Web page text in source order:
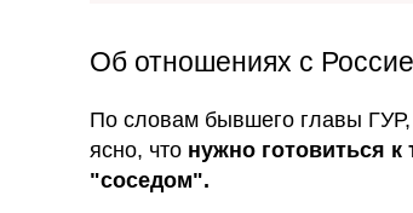
Об отношениях с
По словам бывшего главы ГУР,
ясно, что нужно готовиться
"соседом".